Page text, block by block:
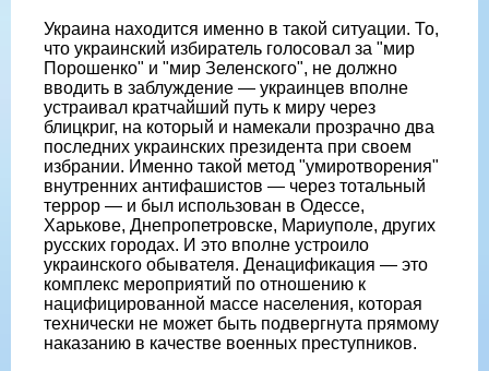
Украина находится именно в такой ситуации. То,
что украинский избиратель голосовал за "мир
Порошенко" и "мир Зеленского", не должно
вводить в заблуждение — украинцев вполне
устраивал кратчайший путь к миру через
блицкриг, на который и намекали прозрачно два
последних украинских президента при своем
избрании. Именно такой метод "умиротворения"
внутренних антифашистов — через тотальный
террор — и был использован в Одессе,
Харькове, Днепропетровске, Мариуполе, других
русских городах. И это вполне устроило
украинского обывателя. Денацификация — это
комплекс мероприятий по отношению к
нацифицированной массе населения, которая
технически не может быть подвергнута прямому
наказанию в качестве военных преступников.